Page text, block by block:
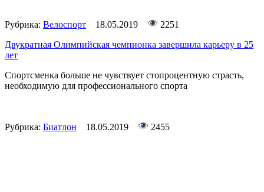
Рубрика: Велоспорт 18.05.2019
2251
Двукратная Олимпийская чемпионка завершила карьеру в 25
лет
Спортсменка больше не чувствует стопроцентную страсть,
необходимую для профессионального спорта
Рубрика: Биатлон 18.05.2019 2455